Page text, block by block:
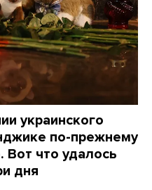
украинского
по-прежнему
Вот что удалось
дня